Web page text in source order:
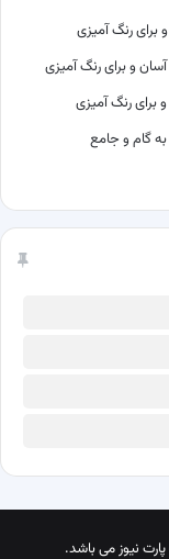
گام و جامع
نیوز می باشد.